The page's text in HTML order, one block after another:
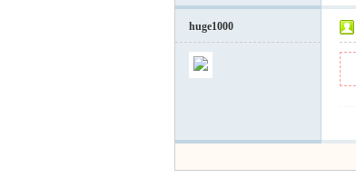
huge1000